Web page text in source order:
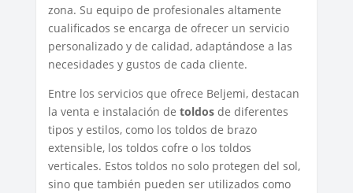
zona. Su equipo de profesionales altamente
cualificados se encarga de ofrecer un servicio
personalizado y de calidad, adaptándose a las
necesidades y gustos de cada cliente.
Entre los servicios que ofrece Beljemi, destacan
la venta e instalación de toldosde diferentes
tipos y estilos, como los toldos de brazo
extensible, los toldos cofre o los toldos
verticales. Estos toldos no solo protegen del sol,
sino que también pueden ser utilizados como